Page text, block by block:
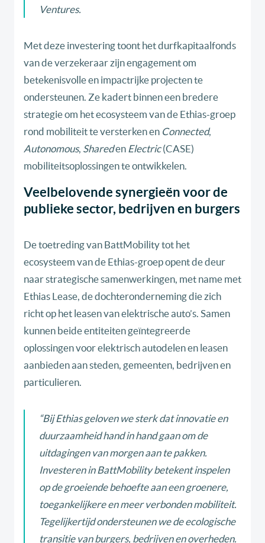
Ventures.
Met deze investering toont het durfkapitaalfonds
van de verzekeraar zijn engagement om
betekenisvolle en impactrijke projecten te
ondersteunen. Ze kadert binnen een bredere
strategie om het ecosysteem van de Ethias-groep
rond mobiliteit te versterken en Connected,
Autonomous, Shareden Electric(CASE)
mobiliteitsoplossingen te ontwikkelen.
Veelbelovende synergieën voor de
publieke sector, bedrijven en burgers
De toetreding van BattMobility tot het
ecosysteem van de Ethias-groep opent de deur
naar strategische samenwerkingen, met name met
Ethias Lease, de dochteronderneming die zich
richt op het leasen van elektrische auto’s. Samen
kunnen beide entiteiten geïntegreerde
oplossingen voor elektrisch autodelen en leasen
aanbieden aan steden, gemeenten, bedrijven en
particulieren.
“Bij Ethias geloven we sterk dat innovatie en
duurzaamheid hand in hand gaan om de
uitdagingen van morgen aan te pakken.
Investeren in BattMobility betekent inspelen
op de groeiende behoefte aan een groenere,
toegankelijkere en meer verbonden mobiliteit.
Tegelijkertijd ondersteunen we de ecologische
transitie van burgers, bedrijven en overheden.